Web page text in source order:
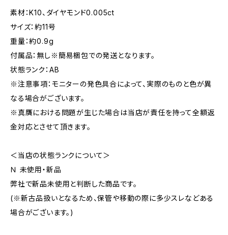
素材：K10、ダイヤモンド0.005ct
サイズ：約11号
重量：約0.9g
付属品：無し※簡易梱包での発送となります。
状態ランク：AB
※注意事項：モニターの発色具合によって、実際のものと色が異
なる場合がございます。
※真贋における問題が生じた場合は当店が責任を持って全額返
金対応とさせて頂きます。
＜当店の状態ランクについて＞
Ｎ 未使用・新品
弊社で新品未使用と判断した商品です。
(※新古品扱いとなるため、保管や移動の際に多少スレなどある
場合がございます。)